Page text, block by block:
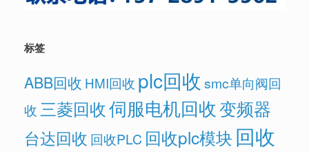
标签
ABB回收 HMI回收 plc回收 smc单向阀回
收三菱回收伺服电机回收变频器
台达回收 回收PLC 回收plc模块 回收